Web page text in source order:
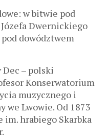
w bitwie pod
Dwernickiego
dowództwem
Dec – polski
Konserwatorium
muzycznego i
we Lwowie. Od 1873
im. hrabiego Skarbka